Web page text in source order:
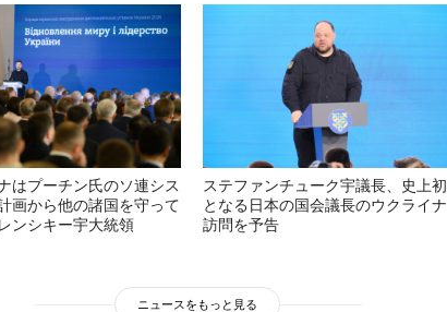
はプーチン氏のソ連シス
画から他の諸国を守って
ンシキー宇大統領
ステファンチューク宇議長、史上初
となる日本の国会議長のウクライナ
訪問を予告
ニュースをもっと見る